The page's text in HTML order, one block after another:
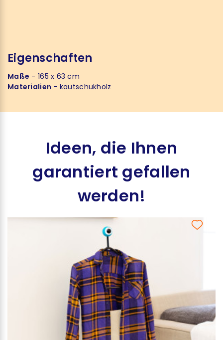
Eigenschaften
Maße - 165 x 63 cm
Materialien - kautschukholz
Ideen, die Ihnen
garantiert gefallen
werden!